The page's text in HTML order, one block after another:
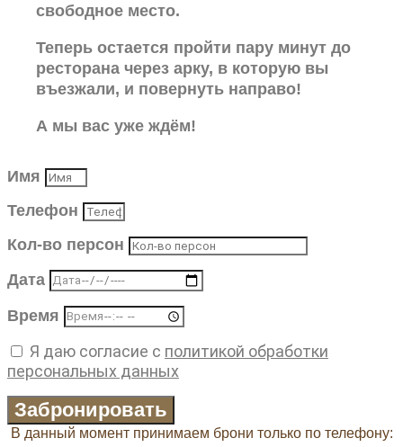
свободное место.
Теперь остается пройти пару минут до
ресторана через арку, в которую вы
въезжали, и повернуть направо!
А мы вас уже ждём!
Имя
Телефон
Кол-во персон
Дата
Время
Я даю согласие с политикой обработки
персональных данных
Забронировать
В данный момент принимаем брони только по телефону: